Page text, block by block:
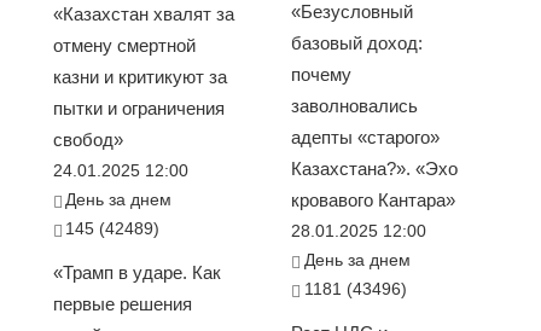
«Казахстан хвалят за
отмену смертной
казни и критикуют за
пытки и ограничения
свобод»
24.01.2025 12:00
День за днем
145 (42489)
«Трамп в ударе. Как
первые решения
«Безусловный
базовый доход:
почему
заволновались
адепты «старого»
Казахстана?». «Эхо
кровавого Кантара»
28.01.2025 12:00
День за днем
1181 (43496)